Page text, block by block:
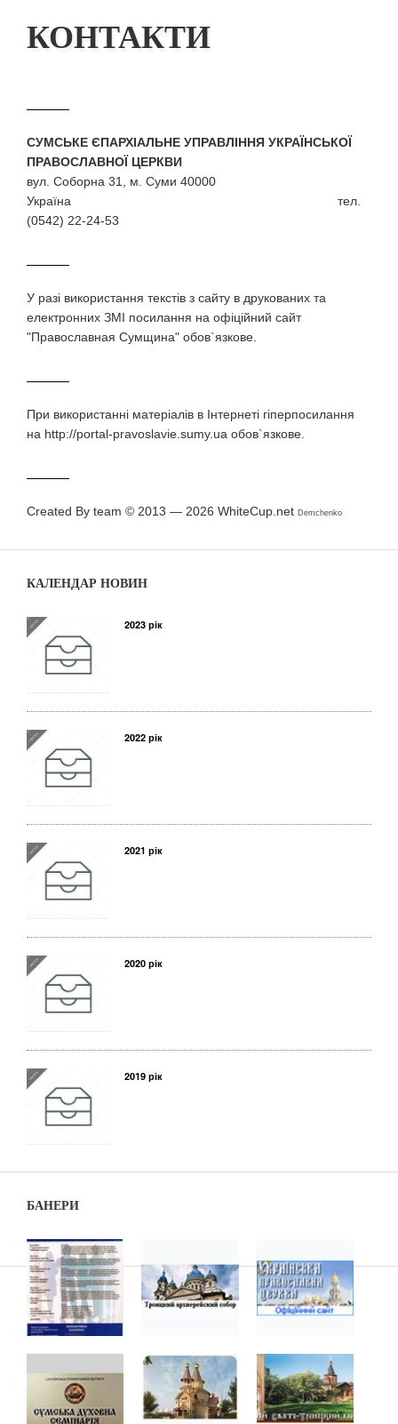
КОНТАКТИ
СУМСЬКЕ ЄПАРХІАЛЬНЕ УПРАВЛІННЯ УКРАЇНСЬКОЇ
ПРАВОСЛАВНОЇ ЦЕРКВИ
вул. Соборна 31, м. Суми 40000
Україна тел.
(0542) 22-24-53
У разi використання текстiв з сайту в друкованих та
електронних ЗМI посилання на офіційний сайт
"Православная Сумщина" обов`язкове.
При використаннi матерiалiв в Iнтернетi гiперпосилання
на http://portal-pravoslavie.sumy.ua обов`язкове.
Created By team © 2013 — 2026 WhiteCup.net Demchenko
КАЛЕНДАР НОВИН
2023 рік
2022 рік
2021 рік
2020 рік
2019 рік
БАНЕРИ